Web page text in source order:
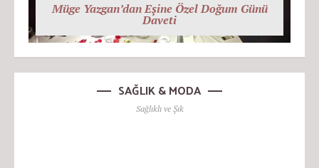
Müge Yazgan’dan Eşine Özel Doğum Günü
Daveti
SAĞLIK & MODA
Sağlıklı ve Şık